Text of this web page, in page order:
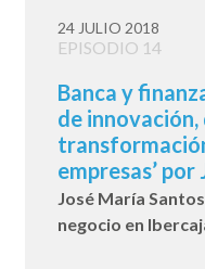
24 JULIO 2018
EPISODIO 14
Banca y
de
empresas’
José María
negocio en